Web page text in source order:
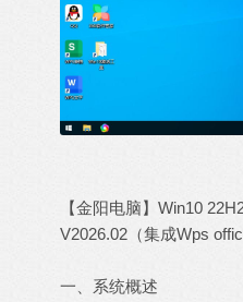
【金阳电脑】Win10
V2026.02（集成Wps
一、系统概述